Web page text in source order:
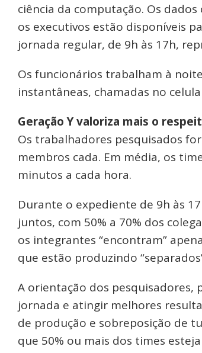
ciência da computação. Os
os executivos estão disponíveis
jornada regular, de 9h às 17h,
Os funcionários trabalham à
instantâneas, chamadas no
Geração Y valoriza mais o
Os trabalhadores pesquisados
membros cada. Em média, os
minutos a cada hora.
Durante o expediente de 9h às
juntos, com 50% a 70% dos
os integrantes “encontram”
que estão produzindo
A orientação dos pesquisadores,
jornada e atingir melhores
de produção e sobreposição de
que 50% ou mais dos times